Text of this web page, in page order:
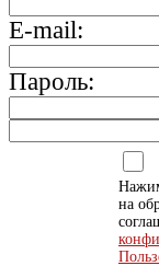
E-mail:
Пароль:
на